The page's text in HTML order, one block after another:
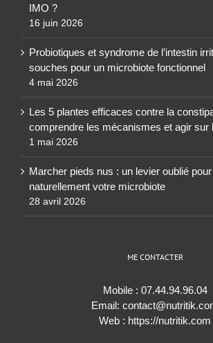
IMO ?
16 juin 2026
Probiotiques et syndrome de l’intestin
souches pour un microbiote fonctionnel
4 mai 2026
Les 5 plantes efficaces contre la
comprendre les mécanismes et agir sur
1 mai 2026
Marcher pieds nus : un levier oublié
naturellement votre microbiote
28 avril 2026
ME CONTACTER
Mobile : 07.44.94.96.04
Email:
Web : https://nutritik.com